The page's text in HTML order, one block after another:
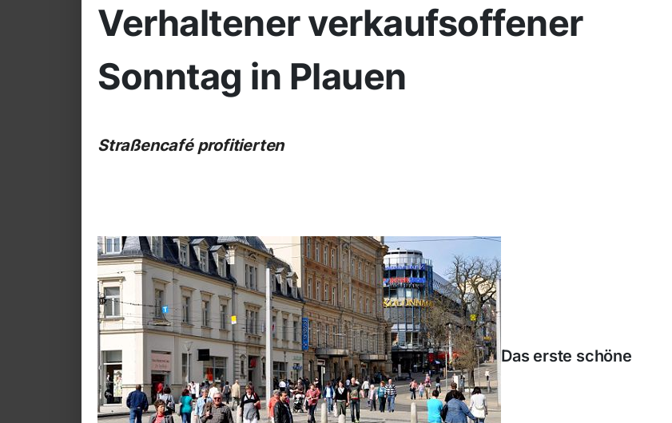
Verhaltener verkaufsoffener
Sonntag in Plauen
Straßencafé profitierten
Das erste schöne